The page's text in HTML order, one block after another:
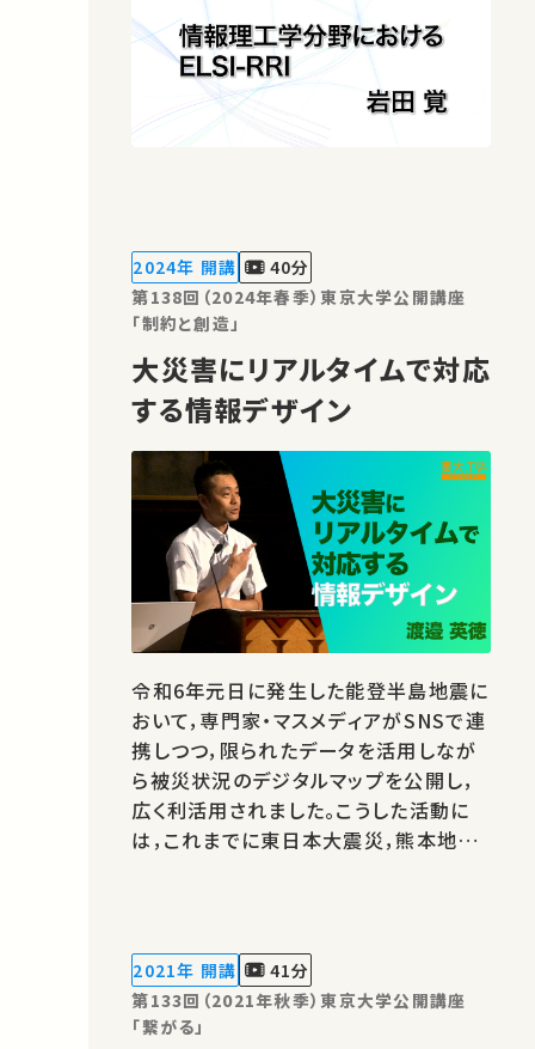
2024年 開講
40分
第138回（2024年春季）東京大学公開講座
「制約と創造」
大災害にリアルタイムで対応
する情報デザイン
令和6年元日に発生した能登半島地震に
おいて，専門家・マスメディアがSNSで連
携しつつ，限られたデータを活用しなが
ら被災状況のデジタルマップを公開し，
広く利活用されました。こうした活動に
は，これまでに東日本大震災，熊本地震，
応する情報デザイン手法について，実演
を交えて解説します。 ★あなたのシ…
2021年 開講
41分
第133回（2021年秋季）東京大学公開講座
「繋がる」